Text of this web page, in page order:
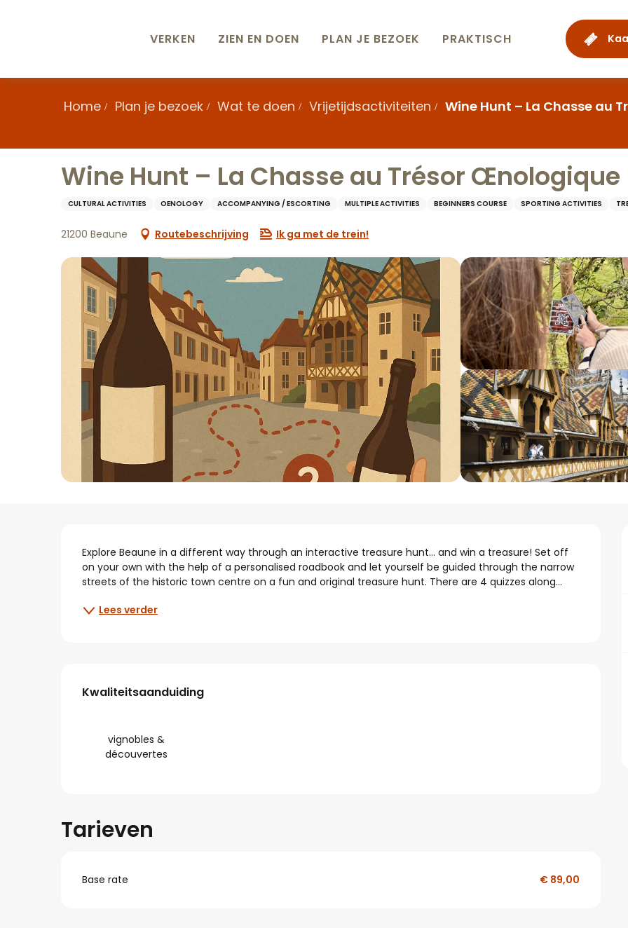
VERKEN ZIEN EN DOEN PLAN JE BEZOEK PRAKTISCH
Home Plan je bezoek Wat te doen Vrijetijdsactiviteiten Wine Hunt – La Chasse au
Wine Hunt – La Chasse au Trésor Œnologique
CULTURAL ACTIVITIES OENOLOGY ACCOMPANYING / ESCORTING MULTIPLE ACTIVITIES BEGINNERS COURSE SPORTING ACTIVITIES
21200 Beaune Routebeschrijving Ik ga met de trein!
Beschrijving
Explore Beaune in a different way through an interactive treasure hunt... and win a treasure! Set off
on your own with the help of a personalised roadbook and let yourself be guided through the narrow
streets of the historic town centre on a fun and original treasure hunt. There are 4 quizzes along...
Lees verder
Dienstverlening
Kwaliteitsaanduiding
Kwaliteitsaanduiding
vignobles &
découvertes
Tarieven
Base rate € 89,00